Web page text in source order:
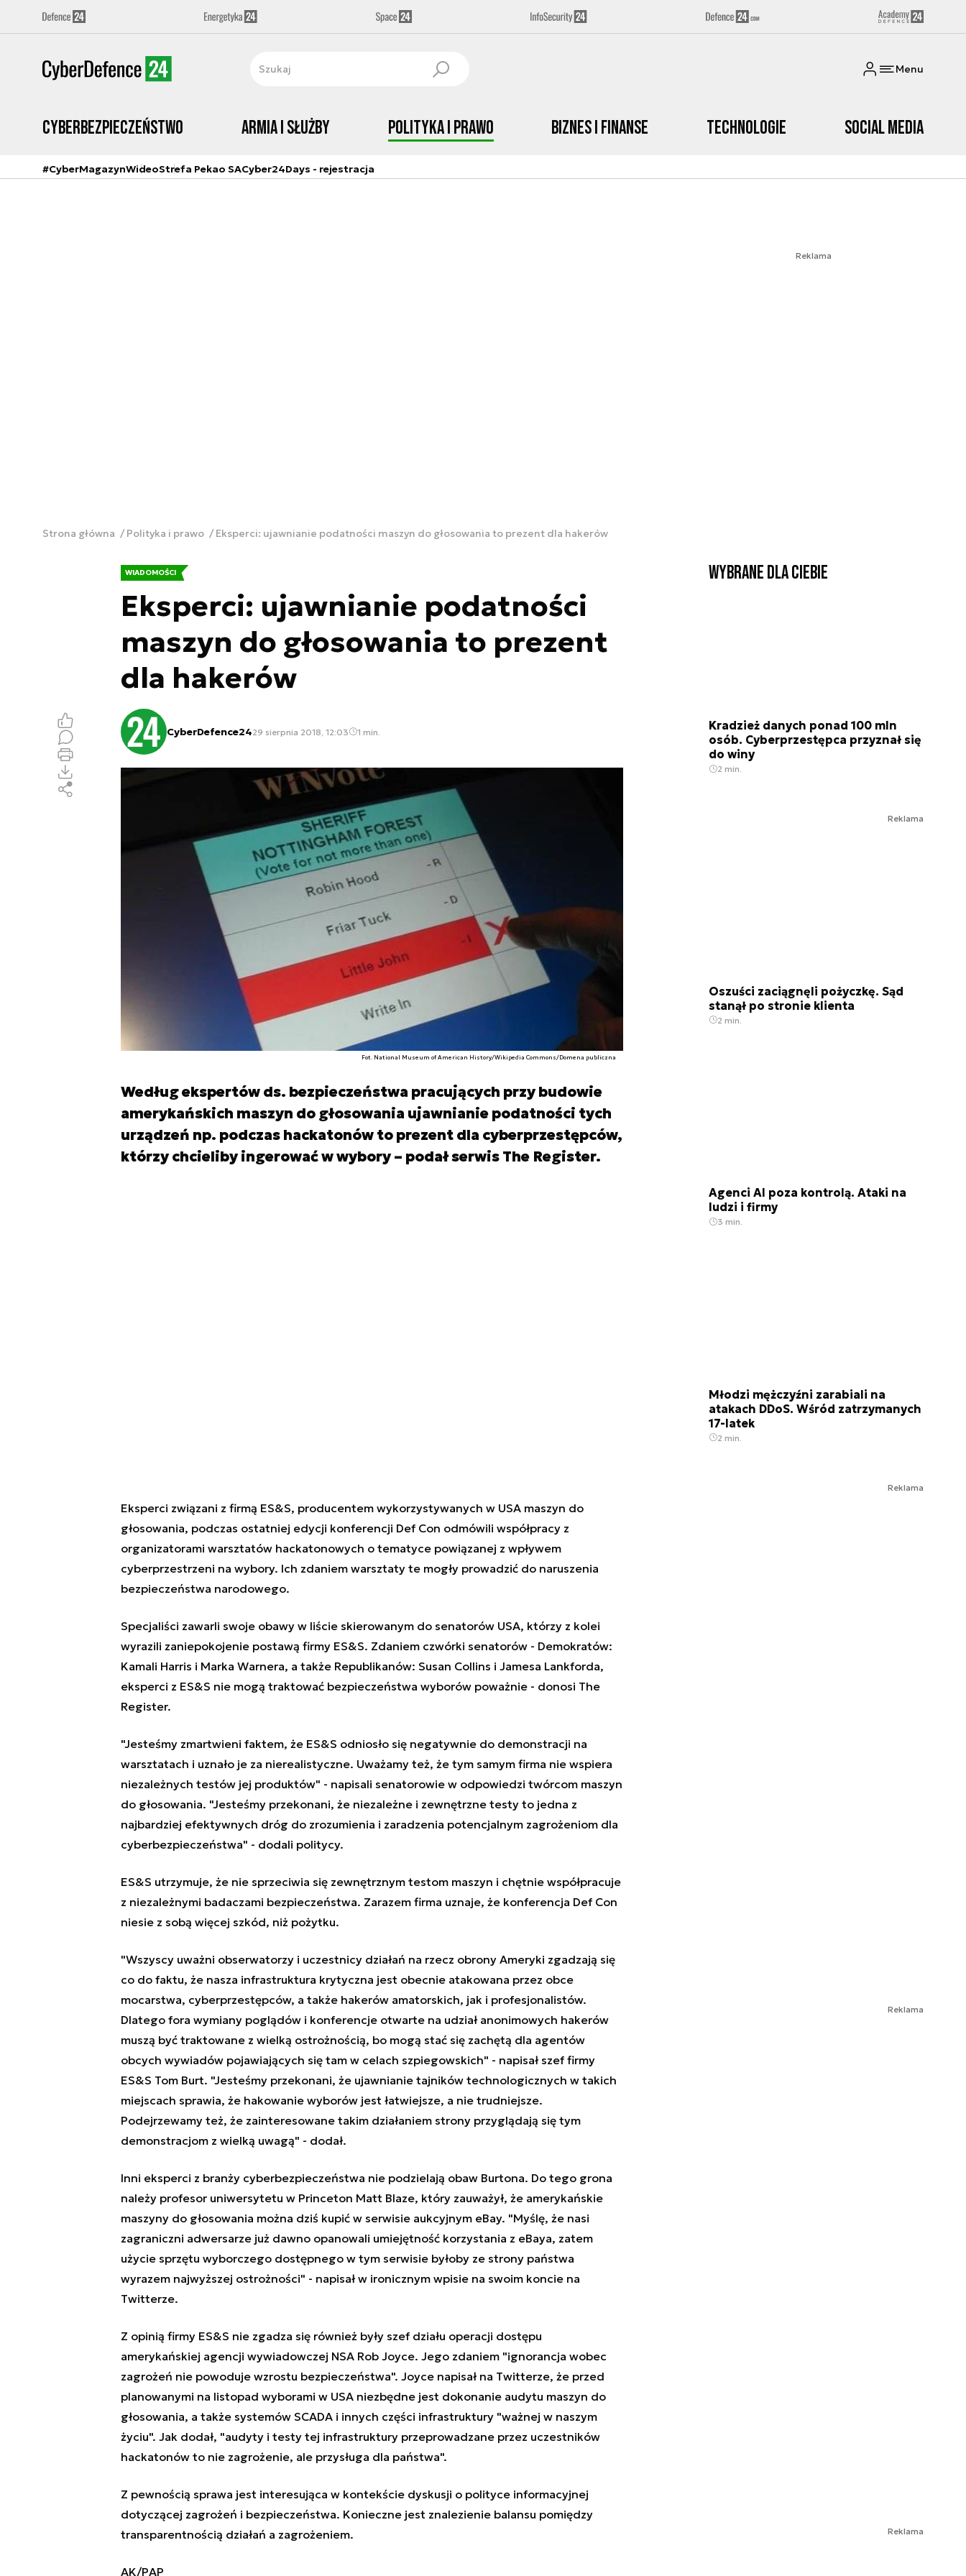
Menu
Cyberbezpieczeństwo Armia i Służby Polityka i prawo Biznes i Finanse Technologie Social media
#CyberMagazynWideoStrefa Pekao SACyber24Days - rejestracja
Reklama
Strona główna Polityka i prawo Eksperci: ujawnianie podatności maszyn do głosowania to prezent dla hakerów
WIADOMOŚCI
Eksperci: ujawnianie podatności
maszyn do głosowania to prezent
dla hakerów
CyberDefence2429 sierpnia 2018, 12:03 1 min.
Fot. National Museum of American History/Wikipedia Commons/Domena publiczna
Według ekspertów ds. bezpieczeństwa pracujących przy budowie
amerykańskich maszyn do głosowania ujawnianie podatności tych
urządzeń np. podczas hackatonów to prezent dla cyberprzestępców,
którzy chcieliby ingerować w wybory – podał serwis The Register.
Eksperci związani z firmą ES&S, producentem wykorzystywanych w USA maszyn do
głosowania, podczas ostatniej edycji konferencji Def Con odmówili współpracy z
organizatorami warsztatów hackatonowych o tematyce powiązanej z wpływem
cyberprzestrzeni na wybory. Ich zdaniem warsztaty te mogły prowadzić do naruszenia
bezpieczeństwa narodowego.
Specjaliści zawarli swoje obawy w liście skierowanym do senatorów USA, którzy z kolei
wyrazili zaniepokojenie postawą firmy ES&S. Zdaniem czwórki senatorów - Demokratów:
Kamali Harris i Marka Warnera, a także Republikanów: Susan Collins i Jamesa Lankforda,
eksperci z ES&S nie mogą traktować bezpieczeństwa wyborów poważnie - donosi The
Register.
"Jesteśmy zmartwieni faktem, że ES&S odniosło się negatywnie do demonstracji na
warsztatach i uznało je za nierealistyczne. Uważamy też, że tym samym firma nie wspiera
niezależnych testów jej produktów" - napisali senatorowie w odpowiedzi twórcom maszyn
do głosowania. "Jesteśmy przekonani, że niezależne i zewnętrzne testy to jedna z
najbardziej efektywnych dróg do zrozumienia i zaradzenia potencjalnym zagrożeniom dla
cyberbezpieczeństwa" - dodali politycy.
ES&S utrzymuje, że nie sprzeciwia się zewnętrznym testom maszyn i chętnie współpracuje
z niezależnymi badaczami bezpieczeństwa. Zarazem firma uznaje, że konferencja Def Con
niesie z sobą więcej szkód, niż pożytku.
"Wszyscy uważni obserwatorzy i uczestnicy działań na rzecz obrony Ameryki zgadzają się
co do faktu, że nasza infrastruktura krytyczna jest obecnie atakowana przez obce
mocarstwa, cyberprzestępców, a także hakerów amatorskich, jak i profesjonalistów.
Dlatego fora wymiany poglądów i konferencje otwarte na udział anonimowych hakerów
muszą być traktowane z wielką ostrożnością, bo mogą stać się zachętą dla agentów
obcych wywiadów pojawiających się tam w celach szpiegowskich" - napisał szef firmy
ES&S Tom Burt. "Jesteśmy przekonani, że ujawnianie tajników technologicznych w takich
miejscach sprawia, że hakowanie wyborów jest łatwiejsze, a nie trudniejsze.
Podejrzewamy też, że zainteresowane takim działaniem strony przyglądają się tym
demonstracjom z wielką uwagą" - dodał.
Inni eksperci z branży cyberbezpieczeństwa nie podzielają obaw Burtona. Do tego grona
należy profesor uniwersytetu w Princeton Matt Blaze, który zauważył, że amerykańskie
maszyny do głosowania można dziś kupić w serwisie aukcyjnym eBay. "Myślę, że nasi
zagraniczni adwersarze już dawno opanowali umiejętność korzystania z eBaya, zatem
użycie sprzętu wyborczego dostępnego w tym serwisie byłoby ze strony państwa
wyrazem najwyższej ostrożności" - napisał w ironicznym wpisie na swoim koncie na
Twitterze.
Z opinią firmy ES&S nie zgadza się również były szef działu operacji dostępu
amerykańskiej agencji wywiadowczej NSA Rob Joyce. Jego zdaniem "ignorancja wobec
zagrożeń nie powoduje wzrostu bezpieczeństwa". Joyce napisał na Twitterze, że przed
planowanymi na listopad wyborami w USA niezbędne jest dokonanie audytu maszyn do
głosowania, a także systemów SCADA i innych części infrastruktury "ważnej w naszym
życiu". Jak dodał, "audyty i testy tej infrastruktury przeprowadzane przez uczestników
hackatonów to nie zagrożenie, ale przysługa dla państwa".
Z pewnością sprawa jest interesująca w kontekście dyskusji o polityce informacyjnej
dotyczącej zagrożeń i bezpieczeństwa. Konieczne jest znalezienie balansu pomiędzy
transparentnością działań a zagrożeniem.
AK/PAP
Wybrane dla Ciebie
Kradzież danych ponad 100 mln
osób. Cyberprzestępca przyznał się
do winy
2 min.
Reklama
Oszuści zaciągnęli pożyczkę. Sąd
stanął po stronie klienta
2 min.
Agenci AI poza kontrolą. Ataki na
ludzi i firmy
3 min.
Młodzi mężczyźni zarabiali na
atakach DDoS. Wśród zatrzymanych
17-latek
2 min.
Reklama
Reklama
Reklama